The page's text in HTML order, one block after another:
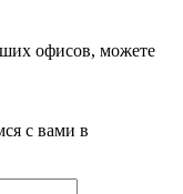
офисов, можете
с вами в